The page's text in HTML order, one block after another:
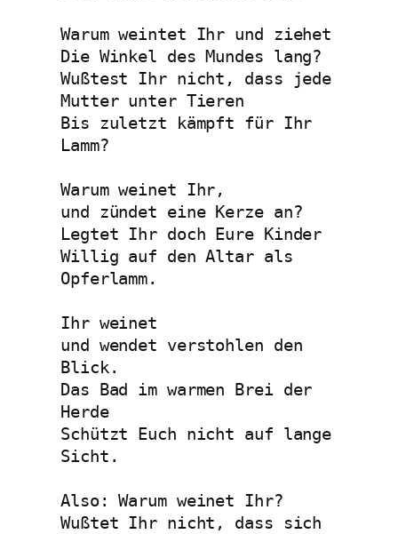
Warum weintet Ihr und ziehet
Die Winkel des Mundes lang?
Wußtest Ihr nicht, dass jede
Mutter unter Tieren
Bis zuletzt kämpft für Ihr
Lamm?
Warum weinet Ihr,
und zündet eine Kerze an?
Legtet Ihr doch Eure Kinder
Willig auf den Altar als
Opferlamm.
Ihr weinet
und wendet verstohlen den
Blick.
Das Bad im warmen Brei der
Herde
Schützt Euch nicht auf lange
Sicht.
Also: Warum weinet Ihr?
Wußtet Ihr nicht, dass sich